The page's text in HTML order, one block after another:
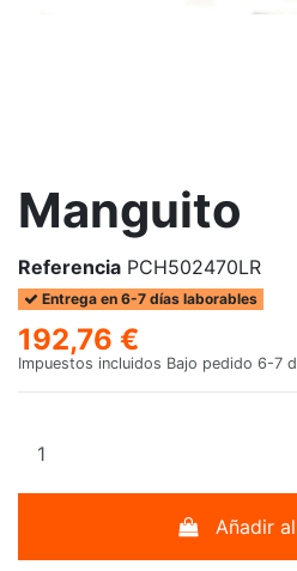
Manguito
Referencia PCH502470LR
Entrega en 6-7 días laborables
192,76 €
Impuestos incluidos Bajo pedido 6-7
Añadir